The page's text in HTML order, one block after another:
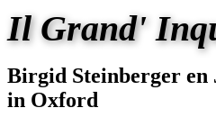
Il Grand'
Birgid Steinberger
in Oxford